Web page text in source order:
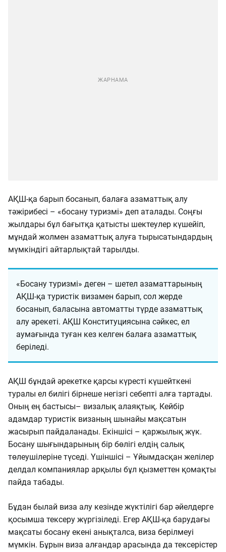
АҚШ-қа барып босанып, балаға азаматтық алу
тәжірибесі – «босану туризмі» деп аталады. Соңғы
жылдары бұл бағытқа қатысты шектеулер күшейіп,
мұндай жолмен азаматтық алуға тырысатындардың
мүмкіндігі айтарлықтай тарылды.
«Босану туризмі» деген – шетел азаматтарының
АҚШ-қа туристік визамен барып, сол жерде
босанып, баласына автоматты түрде азаматтық
алу әрекеті. АҚШ Конституциясына сәйкес, ел
аумағында туған кез келген балаға азаматтық
беріледі.
АҚШ бұндай әрекетке қарсы күресті күшейткені
туралы ел билігі бірнеше негізгі себепті алға тартады.
Оның ең бастысы– визалық алаяқтық. Кейбір
адамдар туристік визаның шынайы мақсатын
жасырып пайдаланады. Екіншісі – қаржылық жүк.
Босану шығындарының бір бөлігі елдің салық
төлеушілеріне түседі. Үшіншісі – Ұйымдасқан желілер
делдал компаниялар арқылы бұл қызметтен қомақты
пайда табады.
Бұдан былай виза алу кезінде жүктілігі бар әйелдерге
қосымша тексеру жүргізіледі. Егер АҚШ-қа барудағы
мақсаты босану екені анықталса, виза берілмеуі
мүмкін. Бұрын виза алғандар арасында да тексерістер